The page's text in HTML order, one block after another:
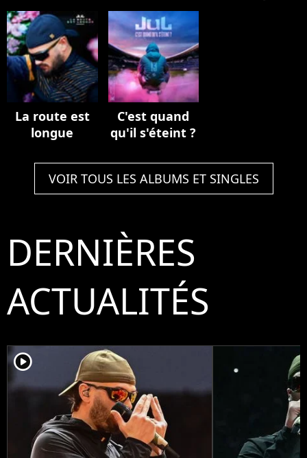
La route est
longue
C'est quand
qu'il s'éteint ?
VOIR TOUS LES ALBUMS ET SINGLES
DERNIÈRES
ACTUALITÉS
player2